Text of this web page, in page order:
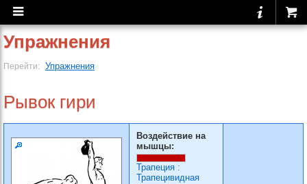
Упражнения
Перейти: Упражнения
Рывок гири
Воздействие на
мышцы:
Трапеция :
Трапецивидная